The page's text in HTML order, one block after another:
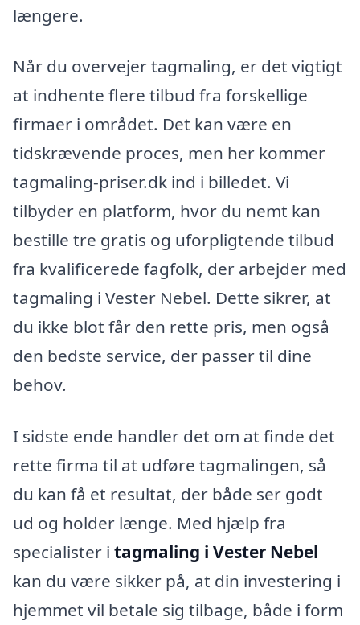
længere.
Når du overvejer tagmaling, er det vigtigt
at indhente flere tilbud fra forskellige
firmaer i området. Det kan være en
tidskrævende proces, men her kommer
tagmaling-priser.dk ind i billedet. Vi
tilbyder en platform, hvor du nemt kan
bestille tre gratis og uforpligtende tilbud
fra kvalificerede fagfolk, der arbejder med
tagmaling i Vester Nebel. Dette sikrer, at
du ikke blot får den rette pris, men også
den bedste service, der passer til dine
behov.
I sidste ende handler det om at finde det
rette firma til at udføre tagmalingen, så
du kan få et resultat, der både ser godt
ud og holder længe. Med hjælp fra
specialister i tagmaling i Vester Nebel
kan du være sikker på, at din investering i
hjemmet vil betale sig tilbage, både i form